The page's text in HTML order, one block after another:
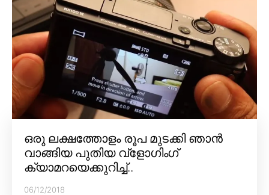
ഒരു ലക്ഷത്തോളം രൂപ മുടക്കി ഞാൻ
വാങ്ങിയ പുതിയ വ്‌ളോഗിംഗ്
ക്യാമറയെക്കുറിച്ച്..
06/12/2018